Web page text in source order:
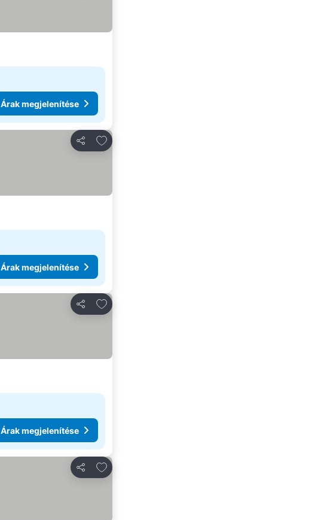
Árak megjelenítése
Megosztás
Hozzáadás a kedvencekhez
Árak megjelenítése
Megosztás
Hozzáadás a kedvencekhez
Árak megjelenítése
Megosztás
Hozzáadás a kedvencekhez